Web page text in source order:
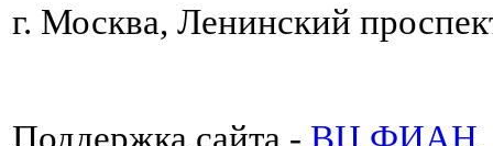
г. Москва, Ленинский